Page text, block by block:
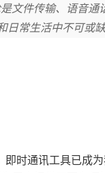
文件传输、语音通
常生活中不可或缺
时通讯工具已成